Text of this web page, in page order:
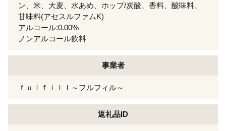
ン、米、大麦、水あめ、ホップ/炭酸、香料、酸味料、
甘味料(アセスルファムK)
アルコール:0.00%
ノンアルコール飲料
事業者
ｆｕｌｆｉｌｌ～フルフィル～
返礼品ID